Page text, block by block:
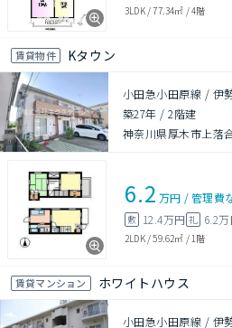
3LDK/77.34㎡ /4階
賃貸物件 Kタウン
小田急小田原線 / 伊
築27年 /2階建
神奈川県厚木市上落
6.2 万円 /管理費
敷 12.4万円 礼 6.2
2LDK/59.62㎡ / 1階
賃貸マンション ホワイトハウス
小田急小田原線 / 伊